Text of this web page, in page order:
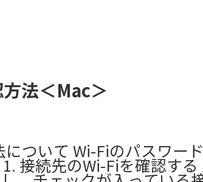
法＜Mac＞
ついて Wi-Fiのパスワー
接続先のWi-Fiを確認す